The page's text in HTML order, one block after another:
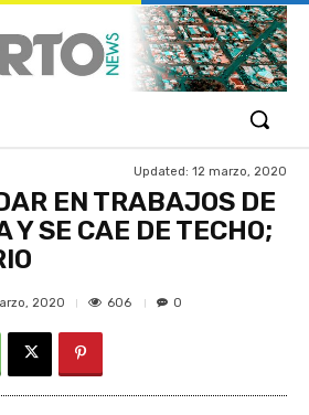
Updated: 12 marzo, 2020
EN TRABAJOS DE
SE CAE DE TECHO;
2020 606 0